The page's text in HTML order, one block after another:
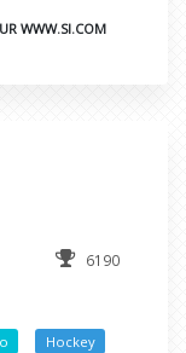
WWW.SI.COM
6190
Hockey